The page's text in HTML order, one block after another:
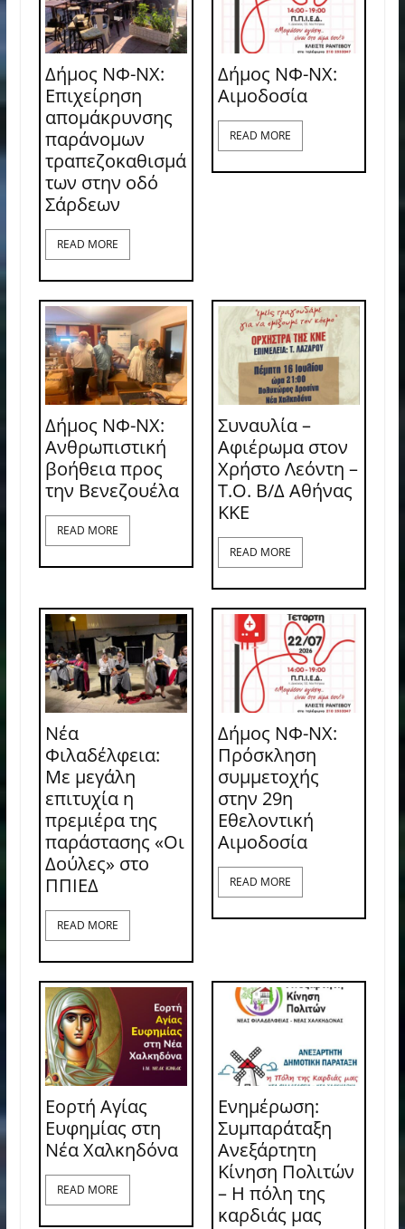
Δήμος ΝΦ-ΝΧ:
Επιχείρηση
απομάκρυνσης
παράνομων
τραπεζοκαθισμά
των στην οδό
Σάρδεων
READ MORE
Δήμος ΝΦ-ΝΧ:
Aιμοδοσία
READ MORE
Δήμος ΝΦ-ΝΧ:
Ανθρωπιστική
βοήθεια προς
την Βενεζουέλα
READ MORE
Συναυλία –
Αφιέρωμα στον
Χρήστο Λεόντη –
Τ.Ο. Β/Δ Αθήνας
ΚΚΕ
READ MORE
Νέα
Φιλαδέλφεια:
Με μεγάλη
επιτυχία η
πρεμιέρα της
παράστασης «Οι
Δούλες» στο
ΠΠΙΕΔ
READ MORE
Δήμος ΝΦ-ΝΧ:
Πρόσκληση
συμμετοχής
στην 29η
Εθελοντική
Αιμοδοσία
READ MORE
Εορτή Αγίας
Ευφημίας στη
Νέα Χαλκηδόνα
READ MORE
Ενημέρωση:
Συμπαράταξη
Ανεξάρτητη
Κίνηση Πολιτών
– Η πόλη της
καρδιάς μας